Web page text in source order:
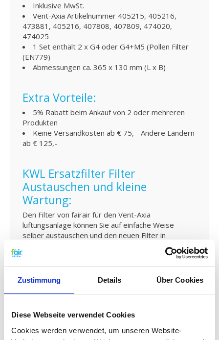
Zustimmung Details Über Cookies
Diese Webseite verwendet Cookies
Cookies werden verwendet, um unseren Website-
Inklusive MwSt.
Vent-Axia Artikelnummer 405215, 405216,
473881, 405216, 407808, 407809, 474020,
474025
1 Set enthält 2 x G4 oder G4+M5 (Pollen Filter
(EN779)
Abmessungen ca. 365 x 130 mm (L x B)
Extra Vorteile:
5% Rabatt beim Ankauf von 2 oder mehreren
Produkten
Keine Versandkosten ab € 75,- Andere Ländern
ab € 125,-
KWL Ersatzfilter Filter
Austauschen und kleine
Wartung:
Den Filter von fairair für den Vent-Axia
luftungsanlage können Sie auf einfache Weise
selber austauschen und den neuen Filter in
Ihr kontrollierte Wohnraumlüftung (KWL) Element
unsereGebrauchsanleitungfür den Austausch Ihres
Ersatz Filters. Sie können auch problemlos
Wartungen selber durchführen
System zwischendurch mit Probiotika reinigen.
G4 Qualität zu einem G3 Preis: